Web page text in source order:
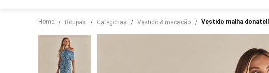
Home roupas categorias vestido & macacão vestido malha
3º
calça
blusa
tricot